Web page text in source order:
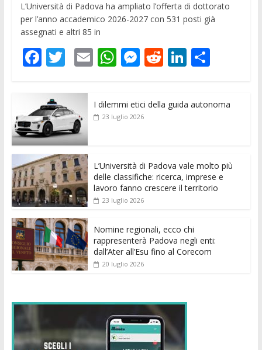
L’Università di Padova ha ampliato l’offerta di dottorato
per l’anno accademico 2026-2027 con 531 posti già
assegnati e altri 85 in
F
e
b
o
o
k
T
itt
er
E
ai
l
W
s
p
M
ss
e
er
R
di
Li
e
C
di
I dilemmi etici della guida autonoma
23 luglio 2026
L’Università di Padova vale molto più
delle classifiche: ricerca, imprese e
lavoro fanno crescere il territorio
23 luglio 2026
Nomine regionali, ecco chi
rappresenterà Padova negli enti:
dall’Ater all’Esu fino al Corecom
20 luglio 2026